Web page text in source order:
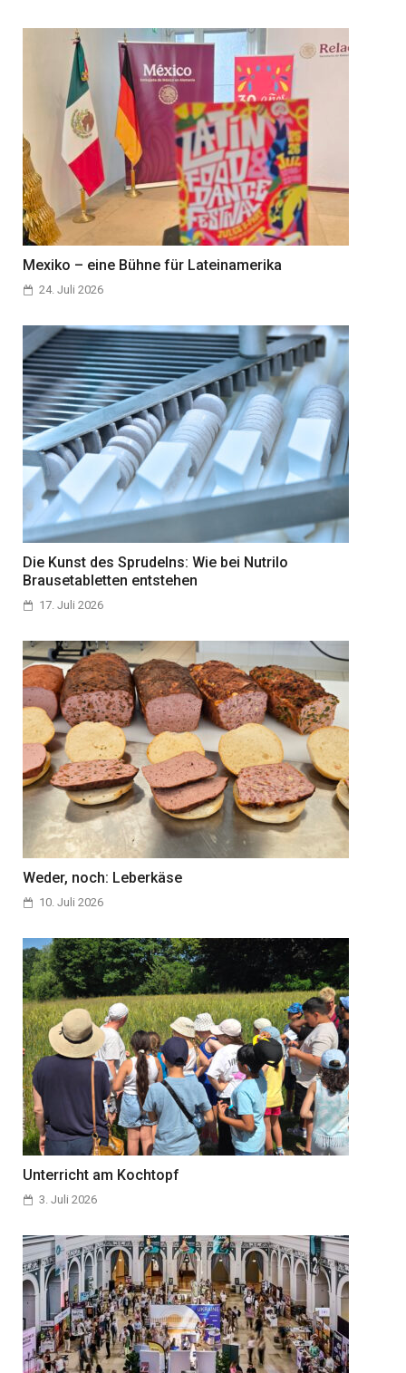
Mexiko – eine Bühne für Lateinamerika
24. Juli 2026
Die Kunst des Sprudelns: Wie bei Nutrilo
Brausetabletten entstehen
17. Juli 2026
Weder, noch: Leberkäse
10. Juli 2026
Unterricht am Kochtopf
3. Juli 2026